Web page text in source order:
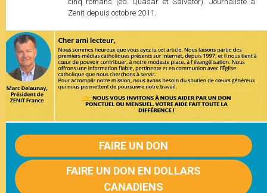
Zenit depuis octobre 2011.
FAIRE UN DON
FAIRE UN DON EN DOLLARS
CANADIENS